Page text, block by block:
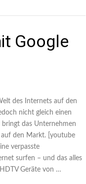
Google
des Internets auf den
nicht gleich einen
das Unternehmen
auf den Markt. [youtube
verpasste
surfen – und das alles
Geräte von …